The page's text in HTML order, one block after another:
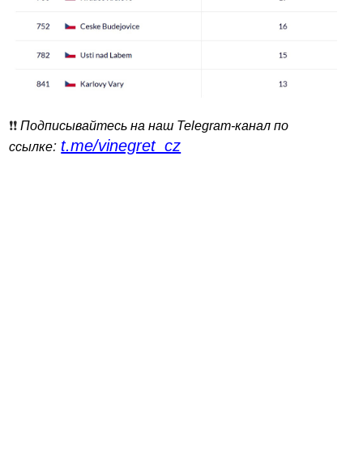
❗️❗️Подписывайтесь на наш Telegram-канал по
ссылке: t.me/vinegret_cz